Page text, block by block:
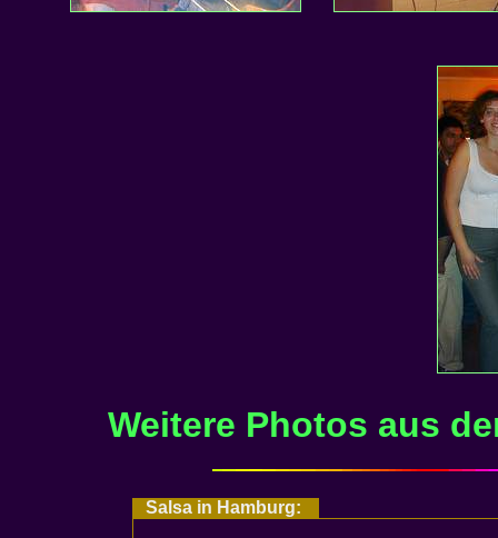
Weitere Photos aus
Salsa in Hamburg: